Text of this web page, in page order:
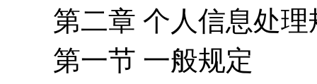
第二章 个人信息处理
第一节 一般规定